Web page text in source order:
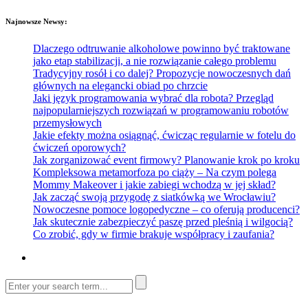
Najnowsze Newsy:
Dlaczego odtruwanie alkoholowe powinno być traktowane
jako etap stabilizacji, a nie rozwiązanie całego problemu
Tradycyjny rosół i co dalej? Propozycje nowoczesnych dań
głównych na elegancki obiad po chrzcie
Jaki język programowania wybrać dla robota? Przegląd
najpopularniejszych rozwiązań w programowaniu robotów
przemysłowych
Jakie efekty można osiągnąć, ćwicząc regularnie w fotelu do
ćwiczeń oporowych?
Jak zorganizować event firmowy? Planowanie krok po kroku
Kompleksowa metamorfoza po ciąży – Na czym polega
Mommy Makeover i jakie zabiegi wchodzą w jej skład?
Jak zacząć swoją przygodę z siatkówką we Wrocławiu?
Nowoczesne pomoce logopedyczne – co oferują producenci?
Jak skutecznie zabezpieczyć paszę przed pleśnią i wilgocią?
Co zrobić, gdy w firmie brakuje współpracy i zaufania?